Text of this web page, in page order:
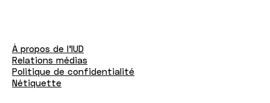
À propos de l'IUD
Relations médias
Politique de confidentialité
Nétiquette